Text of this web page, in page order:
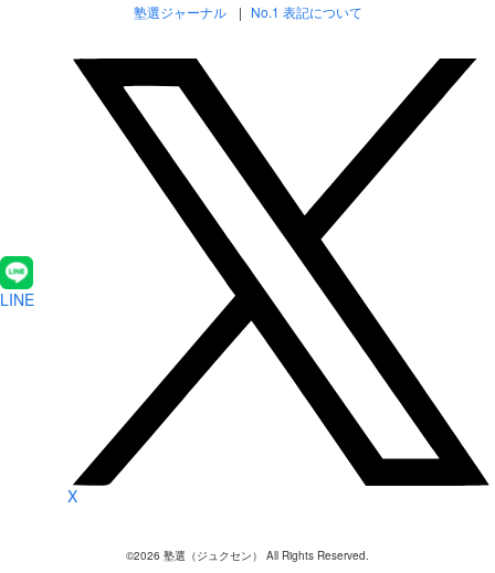
塾選ジャーナル
No.1 表記について
LINE
X
©2026 塾選（ジュクセン） All Rights Reserved.